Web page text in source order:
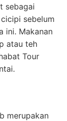
sebagai
sebelum
ini. Makanan
atau teh
Tour
merupakan